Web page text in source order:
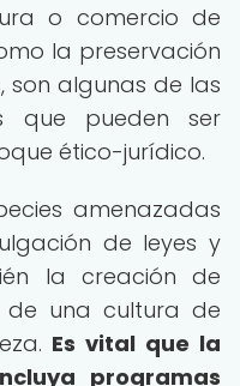
o comercio de
la preservación
son algunas de las
que pueden ser
ético-jurídico.
amenazadas
de leyes y
la creación de
de una cultura de
Es vital que la
programas